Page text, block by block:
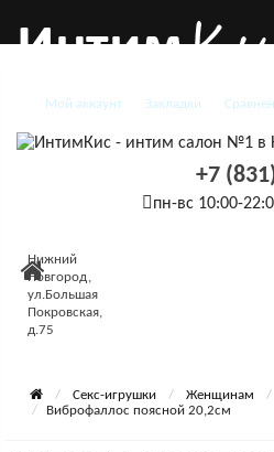
Мой аккаунт Закладки
+7
пн-вс 10:00-
Нижний
Новгород,
ул.Большая
Покровская,
д.75
Секс-игрушки Женщинам
Виброфаллос поясной 20,2см